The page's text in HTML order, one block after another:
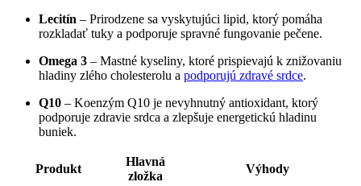
Lecitín – Prirodzene sa vyskytujúci lipid, ktorý pomáha
rozkladať tuky a podporuje spravné fungovanie pečene.
Omega 3 – Mastné kyseliny, ktoré prispievajú k znižovaniu
hladiny zlého cholesterolu a podporujú zdravé srdce.
Q10 – Koenzým Q10 je nevyhnutný antioxidant, ktorý
podporuje zdravie srdca a zlepšuje energetickú hladinu
buniek.
Produkt
Hlavná
zložka
Výhody